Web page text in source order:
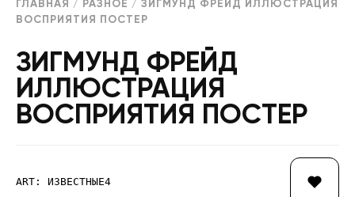
ГЛАВНАЯ / РАЗНОЕ / ЗИГМУНД ФРЕЙД ИЛЛЮСТРАЦИЯ
ВОСПРИЯТИЯ ПОСТЕР
ЗИГМУНД ФРЕЙД
ИЛЛЮСТРАЦИЯ
ВОСПРИЯТИЯ ПОСТЕР
ART: ИЗВЕСТНЫЕ4